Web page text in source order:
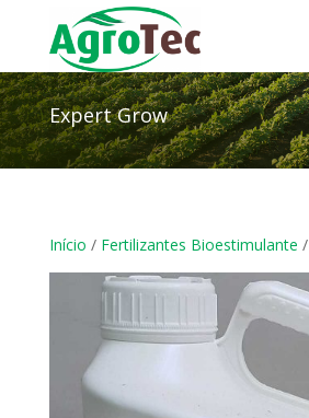
Expert Grow
Início / Fertilizantes Bioestimulante